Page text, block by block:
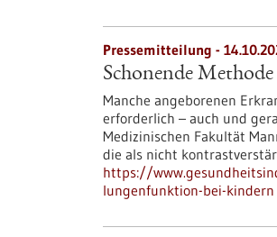
Pressemitteilung -
Schonende
Manche angeborenen
erforderlich – auch und
Medizinischen Fakultät
die als nicht
https://
lungenfunktion-bei-kindern